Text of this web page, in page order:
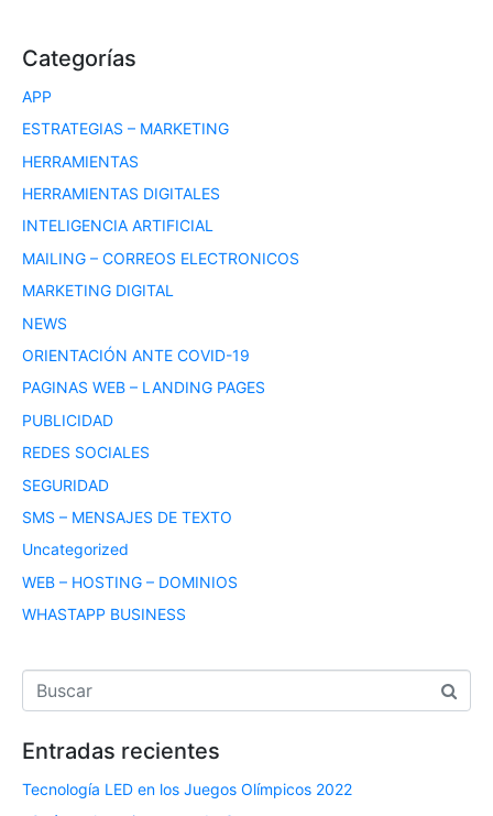
Categorías
APP
ESTRATEGIAS – MARKETING
HERRAMIENTAS
HERRAMIENTAS DIGITALES
INTELIGENCIA ARTIFICIAL
MAILING – CORREOS ELECTRONICOS
MARKETING DIGITAL
NEWS
ORIENTACIÓN ANTE COVID-19
PAGINAS WEB – LANDING PAGES
PUBLICIDAD
REDES SOCIALES
SEGURIDAD
SMS – MENSAJES DE TEXTO
Uncategorized
WEB – HOSTING – DOMINIOS
WHASTAPP BUSINESS
Entradas recientes
Tecnología LED en los Juegos Olímpicos 2022